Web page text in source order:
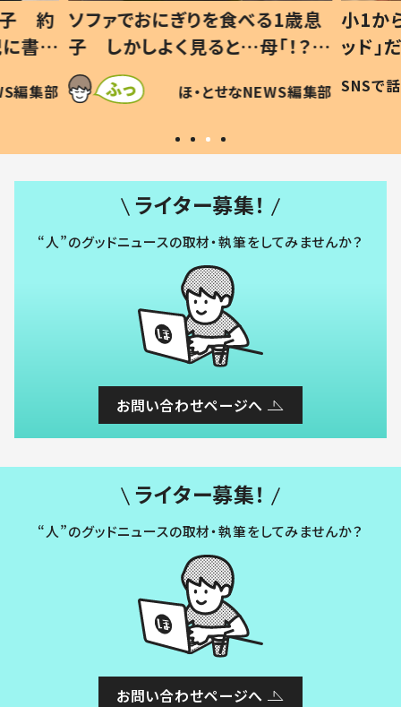
子 約
書い
編集部
ソファでおにぎりを食べる1歳息
子 しかしよく見ると…母「！？」
すべてを察した母の投稿に「可愛
いから許す！」「現行犯〜」
ほ・とせなNEWS編集部
小1か
ッド
作り
#令和
SNSで
ライター募集！
“人”のグッドニュースの取材・執筆をしてみませんか？
お問い合わせページへ
ライター募集！
“人”のグッドニュースの取材・執筆をしてみませんか？
お問い合わせページへ